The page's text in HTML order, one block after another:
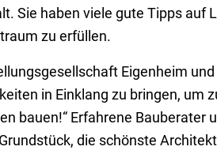
Sie haben viele gute Tipps auf
zu erfüllen.
Eigenheim
in Einklang zu bringen, um
bauen!“ Erfahrene Bauberater
die schönste